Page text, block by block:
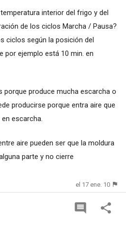
interior del frigo y del
de los ciclos Marcha / Pausa?
ciclos según la posición del
por ejemplo está 10 min. en
porque produce mucha escarcha o
producirse porque entra aire que
escarcha.
aire pueden ser que la moldura
parte y no cierre
el 17 ene. 10